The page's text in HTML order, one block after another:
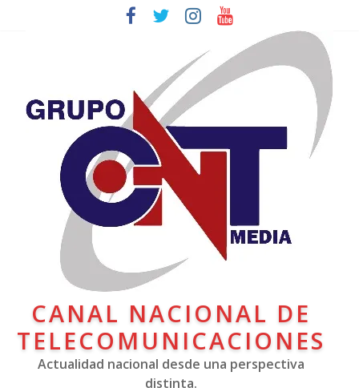
CANAL NACIONAL DE
TELECOMUNICACIONES
Actualidad nacional desde una perspectiva
distinta.